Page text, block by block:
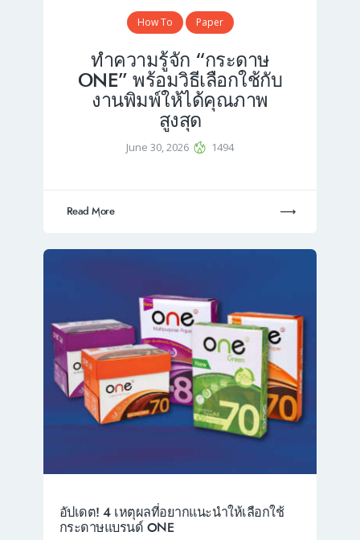
How To Paper
ทำความรู้จัก “กระดาษ
ONE” พร้อมวิธีเลือกใช้กับ
งานพิมพ์ให้ได้คุณภาพ
สูงสุด
June 30, 2026 1494
Read More
อัปเดต! 4 เหตุผลที่อยากแนะนำให้เลือกใช้
กระดาษแบรนด์ ONE